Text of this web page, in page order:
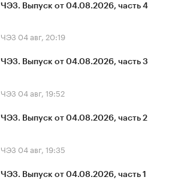
ЧЭЗ. Выпуск от 04.08.2026, часть 4
ЧЭЗ 04 авг, 20:19
ЧЭЗ. Выпуск от 04.08.2026, часть 3
ЧЭЗ 04 авг, 19:52
ЧЭЗ. Выпуск от 04.08.2026, часть 2
ЧЭЗ 04 авг, 19:35
ЧЭЗ. Выпуск от 04.08.2026, часть 1